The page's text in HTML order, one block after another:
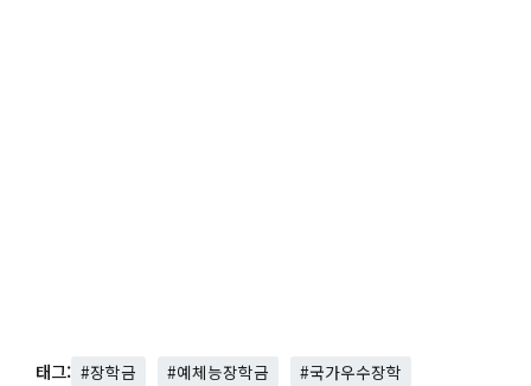
태그: #장학금 #예체능장학금 #국가우수장학